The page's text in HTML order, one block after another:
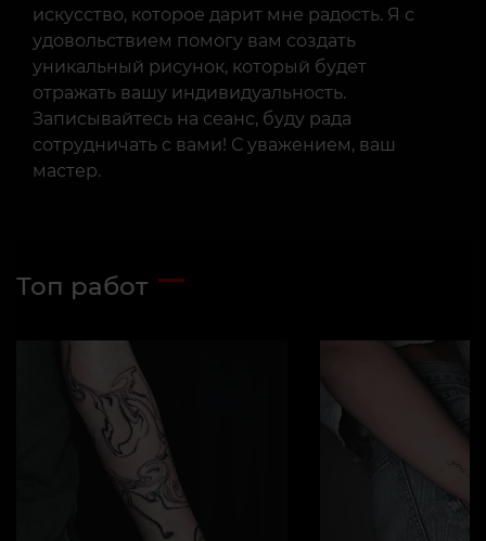
искусство, которое дарит мне радость. Я с
удовольствием помогу вам создать
уникальный рисунок, который будет
отражать вашу индивидуальность.
Записывайтесь на сеанс, буду рада
сотрудничать с вами! С уважением, ваш
мастер.
Топ работ